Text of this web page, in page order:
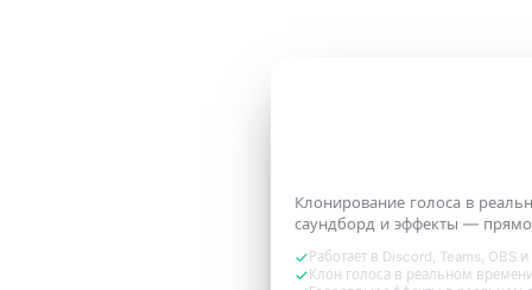
Клонирование голоса в
саундборд и эффекты —
Работает в Discord, Teams, OBS и
Клон голоса в реальном